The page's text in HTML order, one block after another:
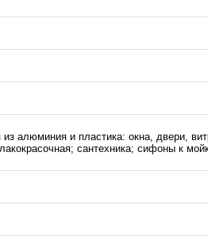
алюминия и пластика: окна, двери,
сантехника; сифоны к